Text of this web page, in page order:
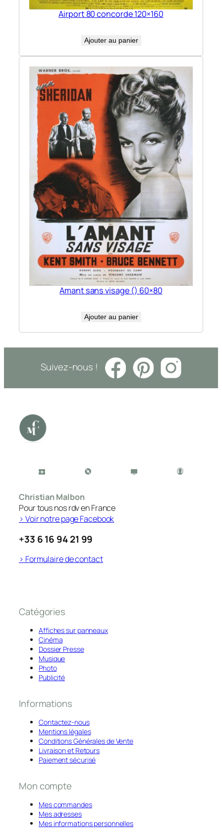
Airport 80 concorde 120×160
Ajouter au panier
Amant sans visage () 60×80
Ajouter au panier
Suivez-nous !
Christian Malbon
Pour tous nos rdv en France
> Voir notre page Facebook
+33 6 16 94 21 99
> Formulaire de contact
Catégories
Affiches sur panneaux
Cinéma
Dossier Presse
Musique
Photo
Publicité
Informations
Contactez-nous
Mentions légales
Conditions Générales de Vente
Livraison et Retours
Paiement sécurisé
Mon compte
Mes commandes
Mes adresses
Mes informations personnelles